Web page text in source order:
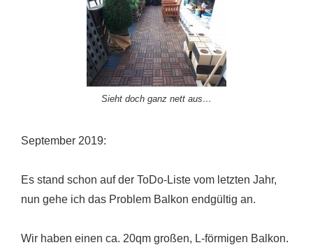
Sieht doch ganz nett aus…
September 2019:
Es stand schon auf der ToDo-Liste vom letzten Jahr,
nun gehe ich das Problem Balkon endgültig an.
Wir haben einen ca. 20qm großen, L-förmigen Balkon.